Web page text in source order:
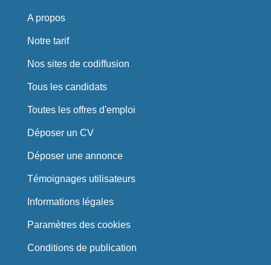
A propos
Notre tarif
Nos sites de codiffusion
Tous les candidats
Toutes les offres d'emploi
Déposer un CV
Déposer une annonce
Témoignages utilisateurs
Informations légales
Paramètres des cookies
Conditions de publication